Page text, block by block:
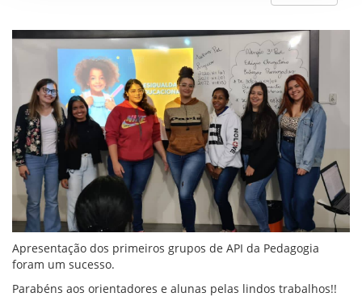
Apresentação dos primeiros grupos de API da Pedagogia
foram um sucesso.
Parabéns aos orientadores e alunas pelas lindos trabalhos!!